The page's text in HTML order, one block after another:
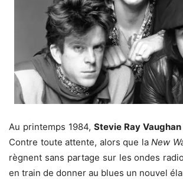
Au printemps 1984, Stevie Ray Vaughan
Contre toute attente, alors que laNew
règnent sans partage sur les ondes
en train de donner au blues un nouvel